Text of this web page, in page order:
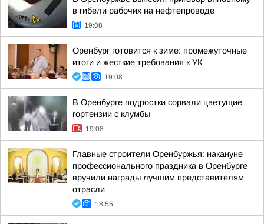
в гибели рабочих на нефтепроводе
19:08
Оренбург готовится к зиме: промежуточные
итоги и жесткие требования к УК
19:08
В Оренбурге подростки сорвали цветущие
гортензии с клумбы
19:08
Главные строители Оренбуржья: накануне
профессионального праздника в Оренбурге
вручили награды лучшим представителям
отрасли
18:55